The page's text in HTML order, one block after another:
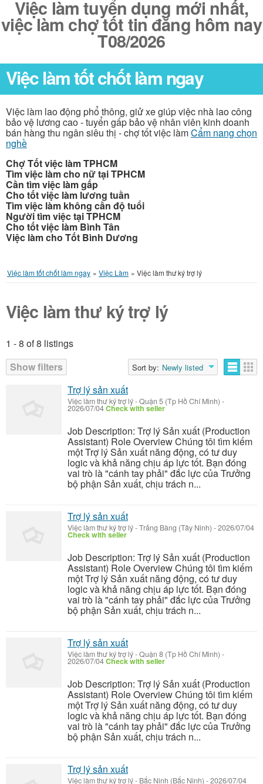
Việc làm tuyển dụng mới nhất,
việc làm chợ tốt tin đăng hôm nay
T08/2026
Việc làm tốt chốt làm ngay
Việc làm lao động phổ thông, giử xe giúp việc nhà lao công
bảo vệ lương cao - tuyển gấp bảo vệ nhân viên kinh doanh
bán hàng thu ngân siêu thị - chợ tốt việc làmCẩm nang chọn
nghề
Chợ Tốt việc làm TPHCM
Tìm việc làm cho nữ tại TPHCM
Cần tìm việc làm gấp
Cho tốt việc làm lương tuần
Tìm việc làm không cần độ tuổi
Người tìm việc tại TPHCM
Cho tốt việc làm Bình Tân
Việc làm cho Tốt Bình Dương
Việc làm tốt chốt làm ngay » Việc Làm » Việc làm thư ký trợ lý
Việc làm thư ký trợ lý
1 - 8 of 8 listings
Show filters
Sort by: Newly listed
Listings
Trợ lý sản xuất
Việc làm thư ký trợ lý-Quận 5 (Tp Hồ Chí Minh) -
2026/07/04Check with seller
Job Description: Trợ lý Sản xuất (Production
Assistant) Role Overview Chúng tôi tìm kiếm
một Trợ lý Sản xuất năng động, có tư duy
logic và khả năng chịu áp lực tốt. Bạn đóng
vai trò là "cánh tay phải" đắc lực của Trưởng
bộ phận Sản xuất, chịu trách n...
Trợ lý sản xuất
Việc làm thư ký trợ lý-Trảng Bàng (Tây Ninh) -2026/07/04
Check with seller
Job Description: Trợ lý Sản xuất (Production
Assistant) Role Overview Chúng tôi tìm kiếm
một Trợ lý Sản xuất năng động, có tư duy
logic và khả năng chịu áp lực tốt. Bạn đóng
vai trò là "cánh tay phải" đắc lực của Trưởng
bộ phận Sản xuất, chịu trách n...
Trợ lý sản xuất
Việc làm thư ký trợ lý-Quận 8 (Tp Hồ Chí Minh) -
2026/07/04Check with seller
Job Description: Trợ lý Sản xuất (Production
Assistant) Role Overview Chúng tôi tìm kiếm
một Trợ lý Sản xuất năng động, có tư duy
logic và khả năng chịu áp lực tốt. Bạn đóng
vai trò là "cánh tay phải" đắc lực của Trưởng
bộ phận Sản xuất, chịu trách n...
Trợ lý sản xuất
Việc làm thư ký trợ lý- Bắc Ninh (Bắc Ninh) -2026/07/04